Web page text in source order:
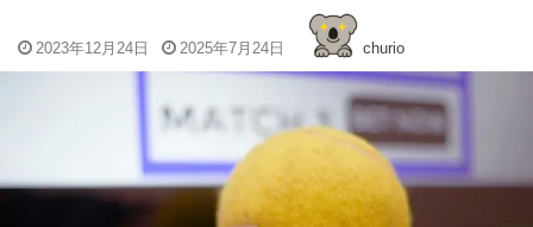
2023年12月24日 2025年7月24日 churio